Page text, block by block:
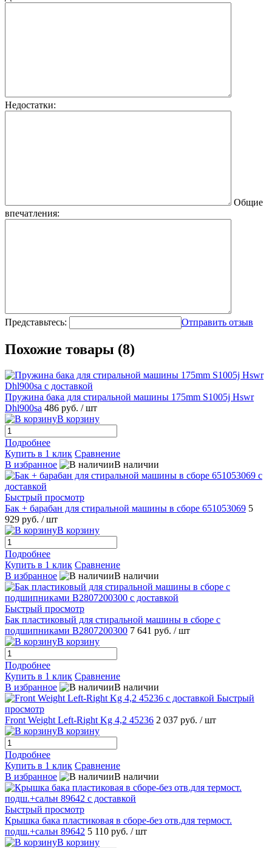
Недостатки:
Общие
впечатления:
Представьтесь: Отправить отзыв
Похожие товары (8)
Пружина бака для стиральной машины 175mm S1005j Hswr
Dhl900sa 486 руб. / шт
В корзину
Подробнее
Купить в 1 клик Сравнение
В избранное
В наличии
Быстрый просмотр
Бак + барабан для стиральной машины в сборе 651053069 5
929 руб. / шт
В корзину
Подробнее
Купить в 1 клик Сравнение
В избранное
В наличии
Быстрый просмотр
Бак пластиковый для стиральной машины в сборе с
подшипниками B2807200300 7 641 руб. / шт
В корзину
Подробнее
Купить в 1 клик Сравнение
В избранное
В наличии
Быстрый
просмотр
Front Weight Left-Right Kg 4,2 45236 2 037 руб. / шт
В корзину
Подробнее
Купить в 1 клик Сравнение
В избранное
В наличии
Быстрый просмотр
Крышка бака пластиковая в сборе-без отв.для термост.
подш.+сальн 89642 5 110 руб. / шт
В корзину